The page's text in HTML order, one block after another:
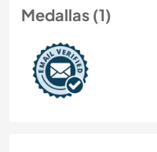
Medallas (1)